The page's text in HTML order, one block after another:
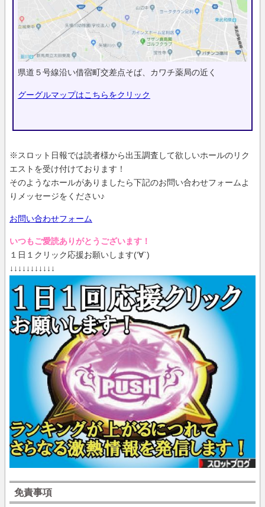
県道５号線沿い借宿町交差点そば、カワチ薬局の近く
グーグルマップはこちらをクリック
※スロット日報では読者様から出玉調査して欲しいホールのリク
エストを受け付けております！
そのようなホールがありましたら下記のお問い合わせフォームよ
りメッセージをください♪
お問い合わせフォーム
いつもご愛読ありがとうございます！
１日１クリック応援お願いします(‘∀`)
↓↓↓↓↓↓↓↓↓↓↓
免責事項